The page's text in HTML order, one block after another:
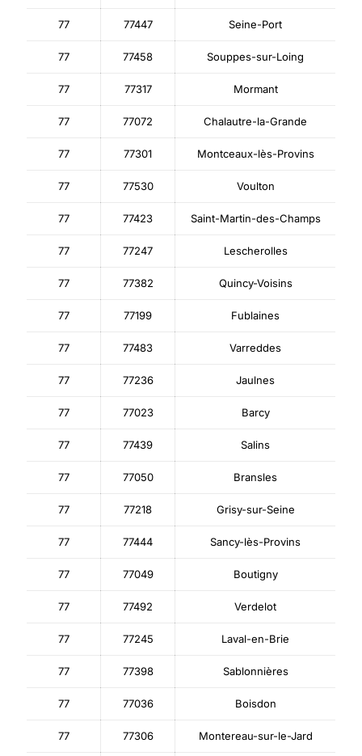
77 77447 Seine-Port
77 77458 Souppes-sur-Loing
77 77317 Mormant
77 77072 Chalautre-la-Grande
77 77301 Montceaux-lès-Provins
77 77530 Voulton
77 77423 Saint-Martin-des-Champs
77 77247 Lescherolles
77 77382 Quincy-Voisins
77 77199 Fublaines
77 77483 Varreddes
77 77236 Jaulnes
77 77023 Barcy
77 77439 Salins
77 77050 Bransles
77 77218 Grisy-sur-Seine
77 77444 Sancy-lès-Provins
77 77049 Boutigny
77 77492 Verdelot
77 77245 Laval-en-Brie
77 77398 Sablonnières
77 77036 Boisdon
77 77306 Montereau-sur-le-Jard